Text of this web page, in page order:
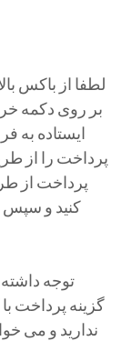
لطفا از باکس
بر روی دکمه
ایستاده به
پرداخت را از
پرداخت از
کنید و سپس
توجه
گزینه پرداخت
ندارید و می